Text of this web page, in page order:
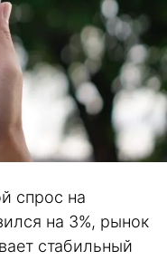
спрос на
на 3%, рынок
стабильный